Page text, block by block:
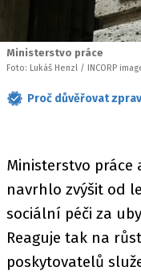
Ministerstvo práce
Foto: Lukáš Henzl / INCORP
Proč důvěřovat
Ministerstvo práce
navrhlo zvýšit od
sociální péči za
Reaguje tak na
poskytovatelů